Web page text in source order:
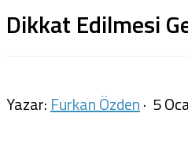
Dikkat Edilmesi
Yazar: Furkan Özden· 5